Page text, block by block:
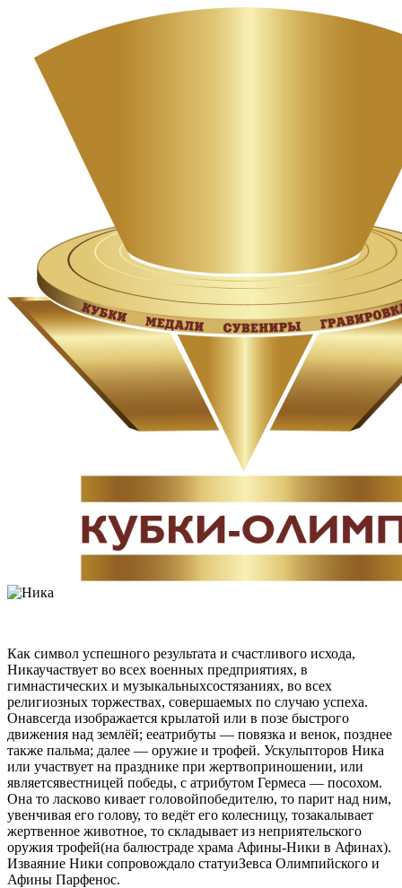
Как символ успешного результата и счастливого исхода,
Никаучаствует во всех военных предприятиях, в
гимнастических и музыкальныхсостязаниях, во всех
религиозных торжествах, совершаемых по случаю успеха.
Онавсегда изображается крылатой или в позе быстрого
движения над землёй; ееатрибуты — повязка и венок, позднее
также пальма; далее — оружие и трофей. Ускульпторов Ника
или участвует на празднике при жертвоприношении, или
являетсявестницей победы, с атрибутом Гермеса — посохом.
Она то ласково кивает головойпобедителю, то парит над ним,
увенчивая его голову, то ведёт его колесницу, тозакалывает
жертвенное животное, то складывает из неприятельского
оружия трофей(на балюстраде храма Афины-Ники в Афинах).
Изваяние Ники сопровождало статуиЗевса Олимпийского и
Афины Парфенос.